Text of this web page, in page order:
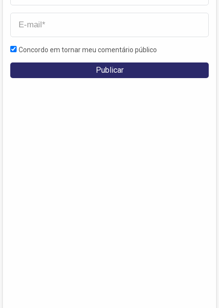
Concordo em tornar meu comentário público